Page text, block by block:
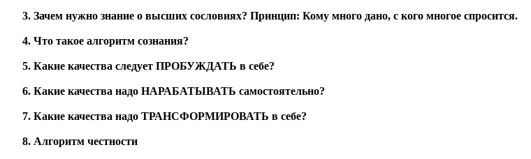
Зачем нужно знание о высших сословиях? Принцип: Кому много дано, с кого многое спросится.
Что такое алгоритм сознания?
Какие качества следует ПРОБУЖДАТЬ в себе?
Какие качества надо НАРАБАТЫВАТЬ самостоятельно?
Какие качества надо ТРАНСФОРМИРОВАТЬ в себе?
Алгоритм честности